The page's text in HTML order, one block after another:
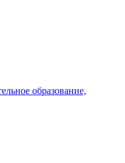
образование,